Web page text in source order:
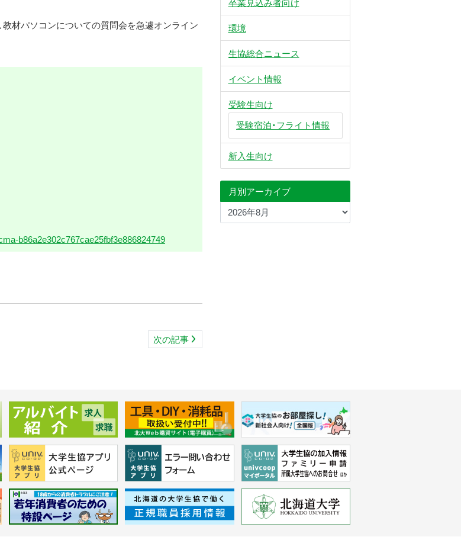
材パソコンについての質問会を急遽オンライン
b86a2e302c767cae25fbf3e886824749
次の記事
環境
生協総合ニュース
イベント情報
受験生向け
受験宿泊・フライト情報
新入生向け
月別アーカイブ